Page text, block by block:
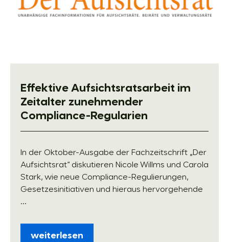
Effektive Aufsichts­ratsarbeit im
Zeitalter zunehmender
Compliance-Regularien
In der Oktober-Ausgabe der Fachzeitschrift „Der
Aufsichtsrat“ diskutieren Nicole Willms und Carola
Stark, wie neue Compliance-Regulierungen,
Gesetzesinitiativen und hieraus hervorgehende
...
weiterlesen